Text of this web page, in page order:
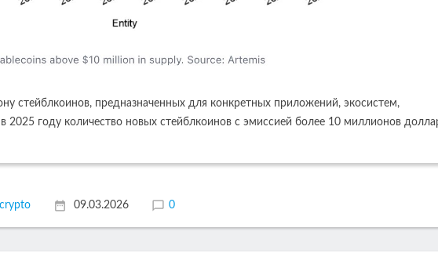
стейблкоинов, предназначенных для конкретных приложений, экосистем,
2025 году количество новых стейблкоинов с эмиссией более 10 миллионов
crypto 09.03.2026 0